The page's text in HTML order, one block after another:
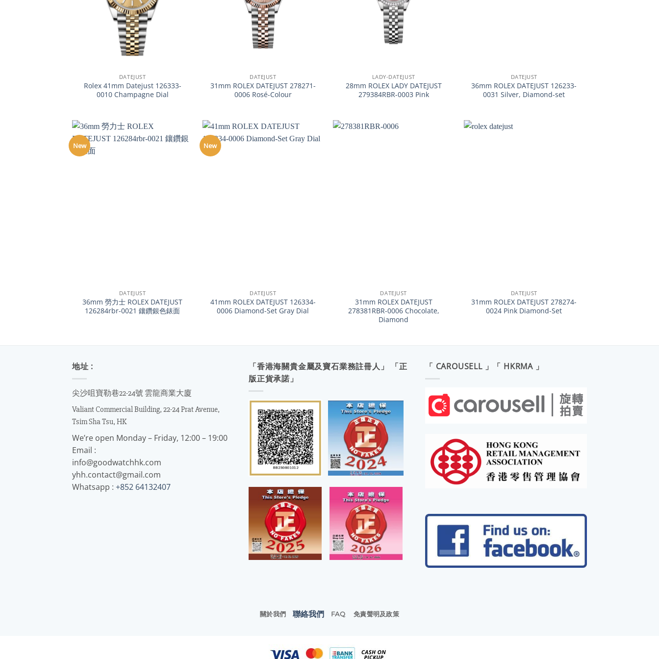
DATEJUST
Rolex 41mm Datejust 126333-
0010 Champagne Dial
DATEJUST
31mm ROLEX DATEJUST 278271-
0006 Rosé-Colour
LADY-DATEJUST
28mm ROLEX LADY DATEJUST
279384RBR-0003 Pink
DATEJUST
36mm ROLEX DATEJUST 126233-
0031 Silver, Diamond-set
New
DATEJUST
36mm 勞力士 ROLEX DATEJUST
126284rbr-0021 鑲鑽銀色錶面
New
DATEJUST
41mm ROLEX DATEJUST 126334-
0006 Diamond-Set Gray Dial
DATEJUST
31mm ROLEX DATEJUST
278381RBR-0006 Chocolate,
Diamond
DATEJUST
31mm ROLEX DATEJUST 278274-
0024 Pink Diamond-Set
地址 :
尖沙咀寶勒巷22-24號 雲龍商業大廈
Valiant Commercial Building, 22-24 Prat Avenue,
Tsim Sha Tsu, HK
We’re open Monday – Friday, 12:00 – 19:00
Email :
info@goodwatchhk.com
yhh.contact@gmail.com
Whatsapp : +852 64132407
「香港海關貴金屬及寶石業務註冊人」 「正
版正貨承諾」
「 CAROUSELL 」「 HKRMA 」
關於我們 聯絡我們 FAQ 免責聲明及政策